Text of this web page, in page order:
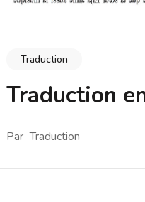
Traduction
Traduction
Par Traduction